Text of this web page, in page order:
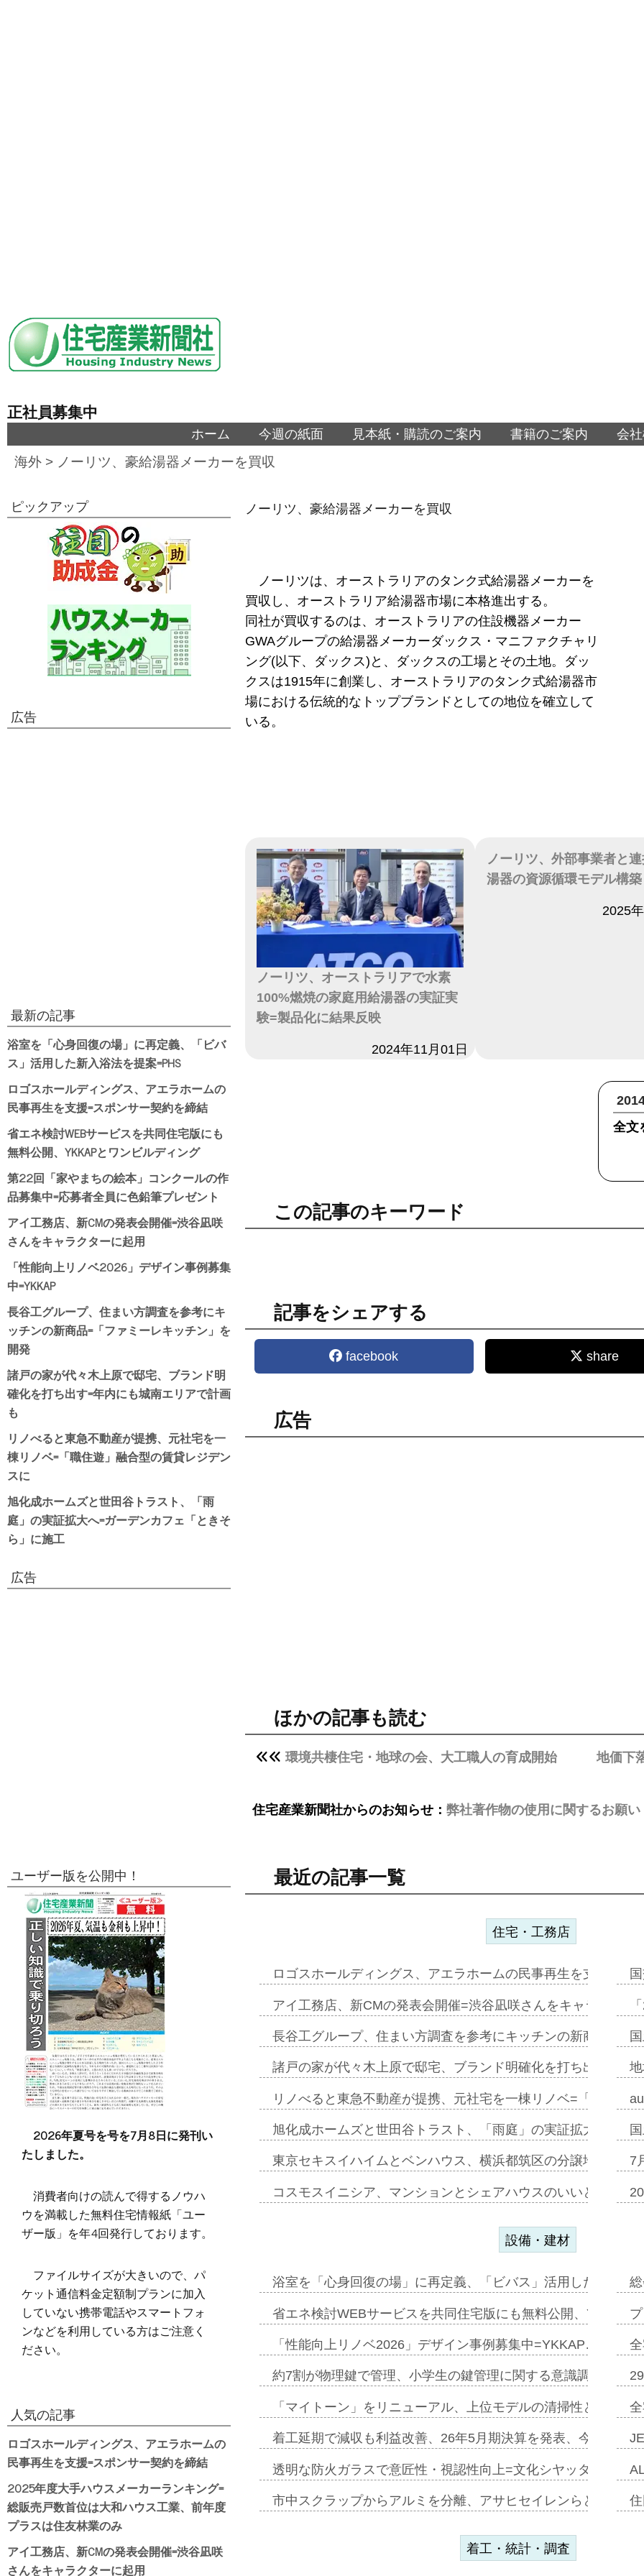
正社員募集中
ホーム 今週の紙面 見本紙・購読のご案内 書籍のご案内 会
海外 > ノーリツ、豪給湯器メーカーを買収
ノーリツ、豪給湯器メーカーを買収
ノーリツは、オーストラリアのタンク式給湯器メーカーを
買収し、オーストラリア給湯器市場に本格進出する。
同社が買収するのは、オーストラリアの住設機器メーカー
GWAグループの給湯器メーカーダックス・マニファクチャリ
ング(以下、ダックス)と、ダックスの工場とその土地。ダッ
クスは1915年に創業し、オーストラリアのタンク式給湯器市
場における伝統的なトップブランドとしての地位を確立して
いる。
ノーリツ、オーストラリアで水素
100%燃焼の家庭用給湯器の実証実
験=製品化に結果反映
2024年11月01日
ノーリツ、外部事業者と
湯器の資源循環モデル構築
2025
全文
この記事のキーワード
記事をシェアする
facebook share
広告
ほかの記事も読む
環境共棲住宅・地球の会、大工職人の育成開始 地価下
住宅産業新聞社からのお知らせ： 弊社著作物の使用に関するお願い
最近の記事一覧
住宅・工務店
ロゴスホールディングス、アエラホームの民事再生を支援=ス
アイ工務店、新CMの発表会開催=渋谷凪咲さんをキャラクタ
長谷工グループ、住まい方調査を参考にキッチンの新商品=「
諸戸の家が代々木上原で邸宅、ブランド明確化を打ち出す=年
リノべると東急不動産が提携、元社宅を一棟リノベ=「職住遊
旭化成ホームズと世田谷トラスト、「雨庭」の実証拡大へ=ガ
東京セキスイハイムとベンハウス、横浜都筑区の分譲地開発で
コスモスイニシア、マンションとシェアハウスのいいとこどり
7
設備・建材
浴室を「心身回復の場」に再定義、「ビバス」活用した新入浴
省エネ検討WEBサービスを共同住宅版にも無料公開、YKKAP
「性能向上リノベ2026」デザイン事例募集中=YKKAP…
約7割が物理鍵で管理、小学生の鍵管理に関する意識調査
「マイトーン」をリニューアル、上位モデルの清掃性と安全
着工延期で減収も利益改善、26年5月期決算を発表、今期は増
透明な防火ガラスで意匠性・視認性向上=文化シヤッター…
市中スクラップからアルミを分離、アサヒセイレンらと協働開
着工・統計・調査
ピックアップ
広告
最新の記事
浴室を「心身回復の場」に再定義、「ビバ
ス」活用した新入浴法を提案=PHS
ロゴスホールディングス、アエラホームの
民事再生を支援=スポンサー契約を締結
省エネ検討WEBサービスを共同住宅版にも
無料公開、YKKAPとワンビルディング
第22回「家やまちの絵本」コンクールの作
品募集中=応募者全員に色鉛筆プレゼント
アイ工務店、新CMの発表会開催=渋谷凪咲
さんをキャラクターに起用
「性能向上リノベ2026」デザイン事例募集
中=YKKAP
長谷工グループ、住まい方調査を参考にキ
ッチンの新商品=「ファミーレキッチン」を
開発
諸戸の家が代々木上原で邸宅、ブランド明
確化を打ち出す=年内にも城南エリアで計画
も
リノべると東急不動産が提携、元社宅を一
棟リノベ=「職住遊」融合型の賃貸レジデン
スに
旭化成ホームズと世田谷トラスト、「雨
庭」の実証拡大へ=ガーデンカフェ「ときそ
ら」に施工
広告
ユーザー版を公開中！
2026年夏号を号を7月8日に発刊い
たしました。
消費者向けの読んで得するノウハ
ウを満載した無料住宅情報紙「ユー
ザー版」を年4回発行しております。
ファイルサイズが大きいので、パ
ケット通信料金定額制プランに加入
していない携帯電話やスマートフォ
ンなどを利用している方はご注意く
ださい。
人気の記事
ロゴスホールディングス、アエラホームの
民事再生を支援=スポンサー契約を締結
2025年度大手ハウスメーカーランキング=
総販売戸数首位は大和ハウス工業、前年度
プラスは住友林業のみ
アイ工務店、新CMの発表会開催=渋谷凪咲
さんをキャラクターに起用